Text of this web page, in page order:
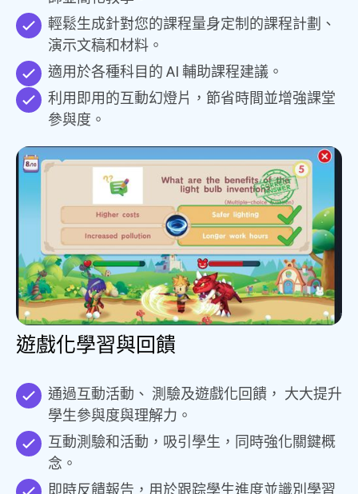
輕鬆生成針對您的課程量身定制的課程計劃、
演示文稿和材料。
適用於各種科目的 AI 輔助課程建議。
利用即用的互動幻燈片，節省時間並增強課堂
參與度。
遊戲化學習與回饋
通過互動活動、 測驗及遊戲化回饋， 大大提升
學生參與度與理解力。
互動測驗和活動，吸引學生，同時強化關鍵概
念。
即時反饋報告，用於跟踪學生進度並識別學習